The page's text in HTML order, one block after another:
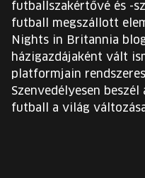
futballszakértővé és -
futball megszállott
Nights in Britannia
házigazdájaként vált
platformjain
Szenvedélyesen
futball a világ